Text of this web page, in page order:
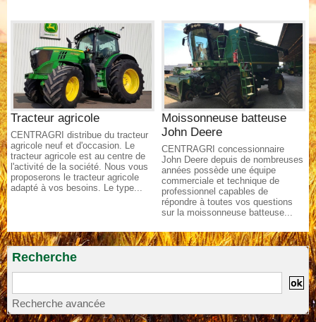
Tracteur agricole
CENTRAGRI distribue du tracteur
agricole neuf et d'occasion. Le
tracteur agricole est au centre de
l'activité de la société. Nous vous
proposerons le tracteur agricole
adapté à vos besoins. Le type...
Moissonneuse batteuse
John Deere
CENTRAGRI concessionnaire
John Deere depuis de nombreuses
années possède une équipe
commerciale et technique de
professionnel capables de
répondre à toutes vos questions
sur la moissonneuse batteuse...
Recherche
Recherche avancée